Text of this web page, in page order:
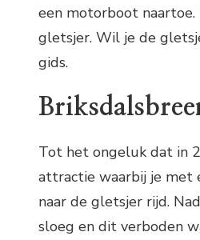
een motorboot
gletsjer. Wil je de
gids.
Tot het ongeluk dat in
attractie waarbij je met
naar de gletsjer rijd.
sloeg en dit verboden